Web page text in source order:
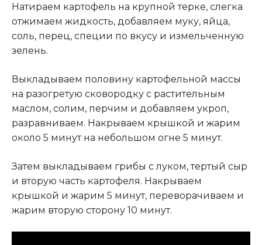
Натираем картофель на крупной терке, слегка
отжимаем жидкость, добавляем муку, яйца,
соль, перец, специи по вкусу и измельченную
зелень.
Выкладываем половину картофельной массы
на разогретую сковородку с растительным
маслом, солим, перчим и добавляем укроп,
разравниваем. Накрываем крышкой и жарим
около 5 минут на небольшом огне 5 минут.
Затем выкладываем грибы с луком, тертый сыр
и вторую часть картофеля. Накрываем
крышкой и жарим 5 минут, переворачиваем и
жарим вторую сторону 10 минут.